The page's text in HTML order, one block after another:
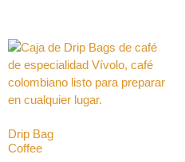
Drip Bag
Coffee